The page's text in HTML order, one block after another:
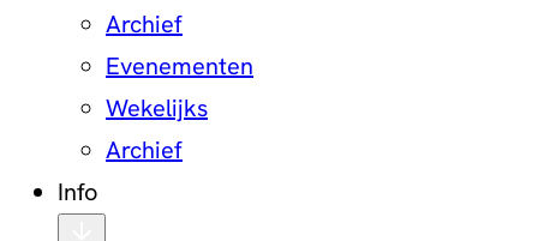
Archief
Evenementen
Wekelijks
Archief
Info